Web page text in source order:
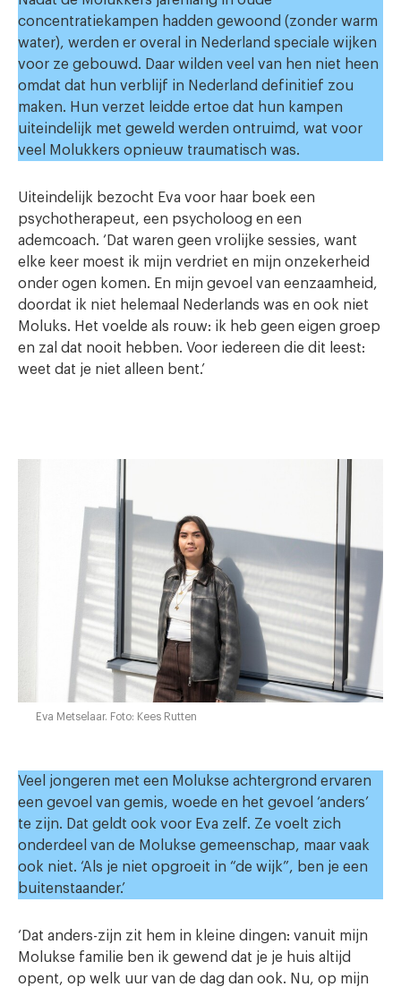
concentratiekampen hadden gewoond (zonder warm
water), werden er overal in Nederland speciale wijken
voor ze gebouwd. Daar wilden veel van hen niet heen
omdat dat hun verblijf in Nederland definitief zou
maken. Hun verzet leidde ertoe dat hun kampen
uiteindelijk met geweld werden ontruimd, wat voor
veel Molukkers opnieuw traumatisch was.
Uiteindelijk bezocht Eva voor haar boek een
psychotherapeut, een psycholoog en een
ademcoach. ‘Dat waren geen vrolijke sessies, want
elke keer moest ik mijn verdriet en mijn onzekerheid
onder ogen komen. En mijn gevoel van eenzaamheid,
doordat ik niet helemaal Nederlands was en ook niet
Moluks. Het voelde als rouw: ik heb geen eigen groep
en zal dat nooit hebben. Voor iedereen die dit leest:
weet dat je niet alleen bent.’
Eva Metselaar. Foto: Kees Rutten
Veel jongeren met een Molukse achtergrond ervaren
een gevoel van gemis, woede en het gevoel ‘anders’
te zijn. Dat geldt ook voor Eva zelf. Ze voelt zich
onderdeel van de Molukse gemeenschap, maar vaak
ook niet. ‘Als je niet opgroeit in “de wijk”, ben je een
buitenstaander.’
‘Dat anders-zijn zit hem in kleine dingen: vanuit mijn
Molukse familie ben ik gewend dat je je huis altijd
opent, op welk uur van de dag dan ook. Nu, op mijn